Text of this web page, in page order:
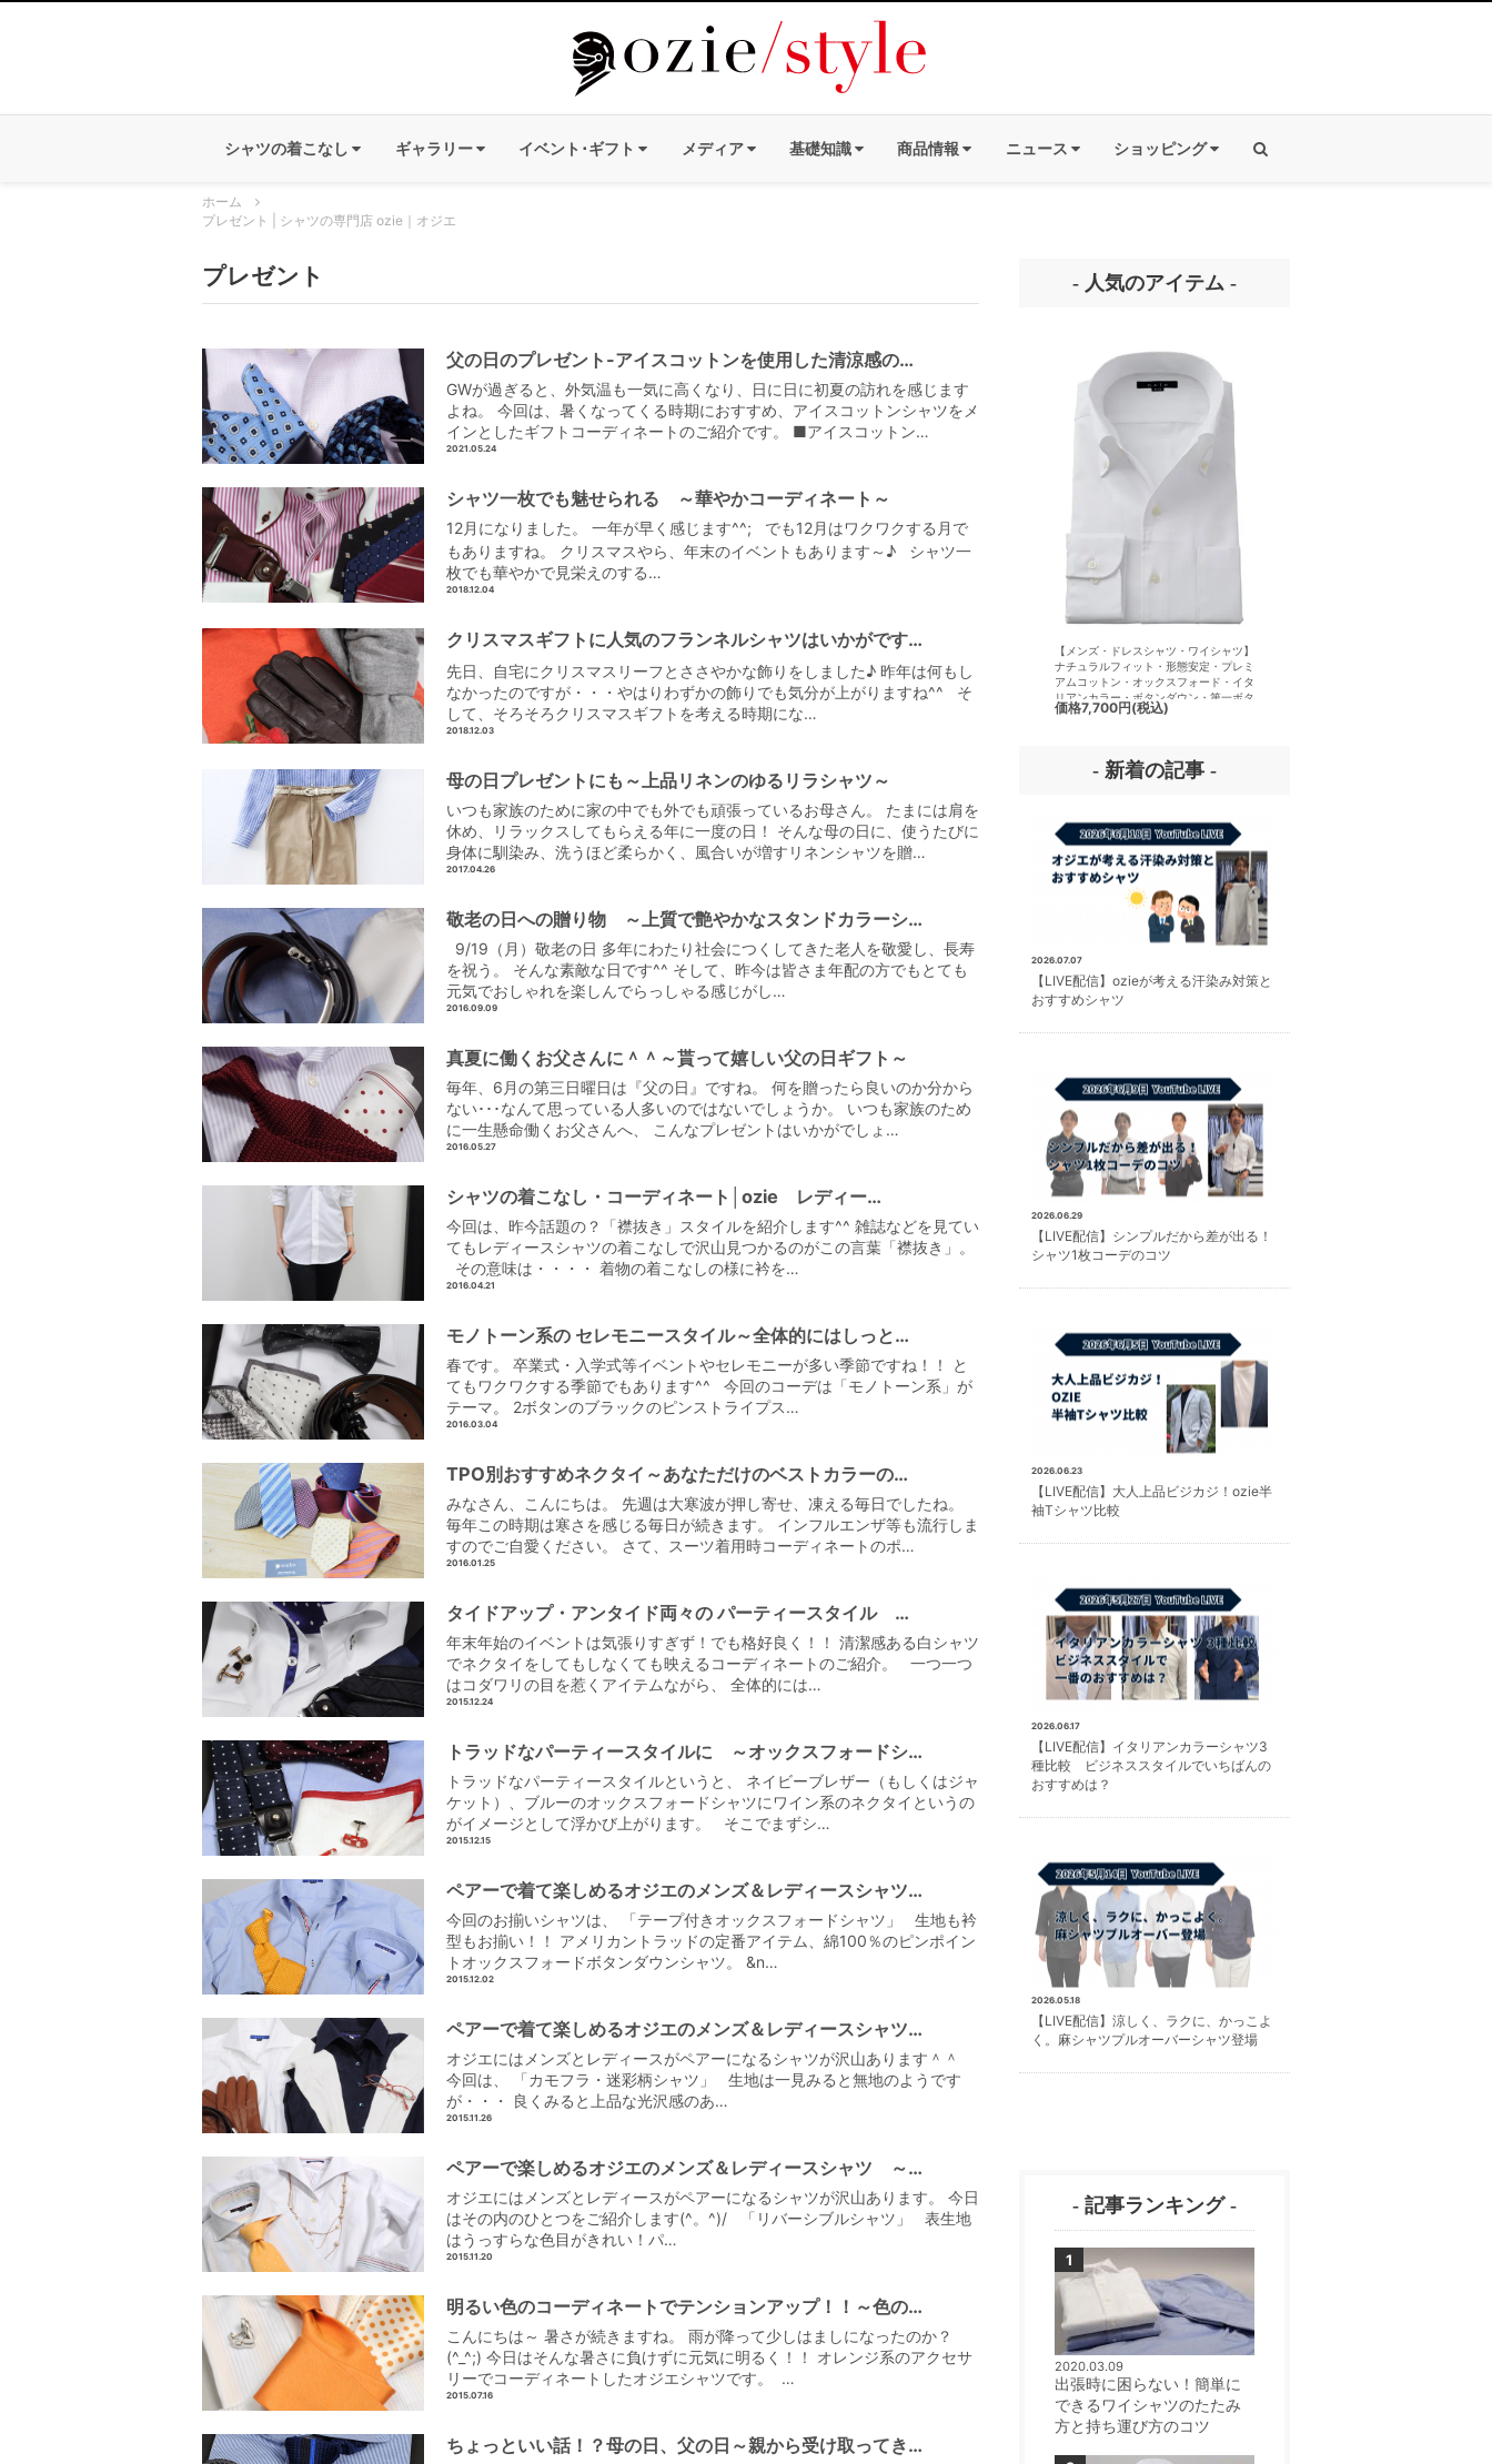
シャツの着こなし ギャラリー イベント･ギフト メディア 基礎知識 商品情報 ニュース ショッピング
ホーム
プレゼント | シャツの専門店 ozie｜オジエ
プレゼント
父の日のプレゼント-アイスコットンを使用した清涼感の…
GWが過ぎると、外気温も一気に高くなり、日に日に初夏の訪れを感じます
よね。 今回は、暑くなってくる時期におすすめ、アイスコットンシャツをメ
インとしたギフトコーディネートのご紹介です。 ■アイスコットン…
2021.05.24
シャツ一枚でも魅せられる ～華やかコーディネート～
12月になりました。 一年が早く感じます^^; でも12月はワクワクする月で
もありますね。 クリスマスやら、年末のイベントもあります～♪ シャツ一
枚でも華やかで見栄えのする…
2018.12.04
クリスマスギフトに人気のフランネルシャツはいかがです…
先日、自宅にクリスマスリーフとささやかな飾りをしました♪ 昨年は何もし
なかったのですが・・・やはりわずかの飾りでも気分が上がりますね^^ そ
して、そろそろクリスマスギフトを考える時期にな…
2018.12.03
母の日プレゼントにも～上品リネンのゆるリラシャツ～
いつも家族のために家の中でも外でも頑張っているお母さん。 たまには肩を
休め、リラックスしてもらえる年に一度の日！ そんな母の日に、使うたびに
身体に馴染み、洗うほど柔らかく、風合いが増すリネンシャツを贈…
2017.04.26
敬老の日への贈り物 ～上質で艶やかなスタンドカラーシ…
9/19（月）敬老の日 多年にわたり社会につくしてきた老人を敬愛し、長寿
を祝う。 そんな素敵な日です^^ そして、昨今は皆さま年配の方でもとても
元気でおしゃれを楽しんでらっしゃる感じがし…
2016.09.09
真夏に働くお父さんに＾＾～貰って嬉しい父の日ギフト～
毎年、6月の第三日曜日は『父の日』ですね。 何を贈ったら良いのか分から
ない･･･なんて思っている人多いのではないでしょうか。 いつも家族のため
に一生懸命働くお父さんへ、 こんなプレゼントはいかがでしょ…
2016.05.27
シャツの着こなし・コーディネート│ozie レディー…
今回は、昨今話題の？「襟抜き」スタイルを紹介します^^ 雑誌などを見てい
てもレディースシャツの着こなしで沢山見つかるのがこの言葉「襟抜き」。
その意味は・・・・ 着物の着こなしの様に衿を…
2016.04.21
モノトーン系の セレモニースタイル～全体的にはしっと…
春です。 卒業式・入学式等イベントやセレモニーが多い季節ですね！！ と
てもワクワクする季節でもあります^^ 今回のコーデは「モノトーン系」が
テーマ。 2ボタンのブラックのピンストライプス…
2016.03.04
TPO別おすすめネクタイ～あなただけのベストカラーの…
みなさん、こんにちは。 先週は大寒波が押し寄せ、凍える毎日でしたね。
毎年この時期は寒さを感じる毎日が続きます。 インフルエンザ等も流行しま
すのでご自愛ください。 さて、スーツ着用時コーディネートのポ…
2016.01.25
タイドアップ・アンタイド両々の パーティースタイル …
年末年始のイベントは気張りすぎず！でも格好良く！！ 清潔感ある白シャツ
でネクタイをしてもしなくても映えるコーディネートのご紹介。 一つ一つ
はコダワリの目を惹くアイテムながら、 全体的には…
2015.12.24
トラッドなパーティースタイルに ～オックスフォードシ…
トラッドなパーティースタイルというと、 ネイビーブレザー（もしくはジャ
ケット）、ブルーのオックスフォードシャツにワイン系のネクタイというの
がイメージとして浮かび上がります。 そこでまずシ…
2015.12.15
ペアーで着て楽しめるオジエのメンズ＆レディースシャツ…
今回のお揃いシャツは、 「テープ付きオックスフォードシャツ」 生地も衿
型もお揃い！！ アメリカントラッドの定番アイテム、綿100％のピンポイン
トオックスフォードボタンダウンシャツ。 &n…
2015.12.02
ペアーで着て楽しめるオジエのメンズ＆レディースシャツ…
オジエにはメンズとレディースがペアーになるシャツが沢山あります＾＾
今回は、 「カモフラ・迷彩柄シャツ」 生地は一見みると無地のようです
が・・・ 良くみると上品な光沢感のあ…
2015.11.26
ペアーで楽しめるオジエのメンズ＆レディースシャツ ～…
オジエにはメンズとレディースがペアーになるシャツが沢山あります。 今日
はその内のひとつをご紹介します(^。^)/ 「リバーシブルシャツ」 表生地
はうっすらな色目がきれい！パ…
2015.11.20
明るい色のコーディネートでテンションアップ！！～色の…
こんにちは～ 暑さが続きますね。 雨が降って少しはましになったのか？
(^_^;) 今日はそんな暑さに負けずに元気に明るく！！ オレンジ系のアクセサ
リーでコーディネートしたオジエシャツです。 …
2015.07.16
ちょっといい話！？母の日、父の日～親から受け取ってき…
- 人気のアイテム -
【メンズ・ドレスシャツ・ワイシャツ】
ナチュラルフィット・プレミアムコット
ン100番手双糸・イタリアンカラー・ボ
タンダウン・第一ボタンあり・ポケット
無し
価格
【メンズ・ドレスシャツ・ワイシャツ】
ナチュラルフィット・形態安定・プレミ
アムコットン・オックスフォード・イタ
リアンカラー・ボタンダウン・第一ボタ
ンあり
価格7,700円(税込)
- 新着の記事 -
2026.07.07
【LIVE配信】ozieが考える汗染み対策と
おすすめシャツ
2026.06.29
【LIVE配信】シンプルだから差が出る！
シャツ1枚コーデのコツ
2026.06.23
【LIVE配信】大人上品ビジカジ！ozie半
袖Tシャツ比較
2026.06.17
【LIVE配信】イタリアンカラーシャツ3
種比較 ビジネススタイルでいちばんの
おすすめは？
2026.05.18
【LIVE配信】涼しく、ラクに、かっこよ
く。麻シャツプルオーバーシャツ登場
- 記事ランキング -
2020.03.09
出張時に困らない！簡単に
できるワイシャツのたたみ
方と持ち運び方のコツ